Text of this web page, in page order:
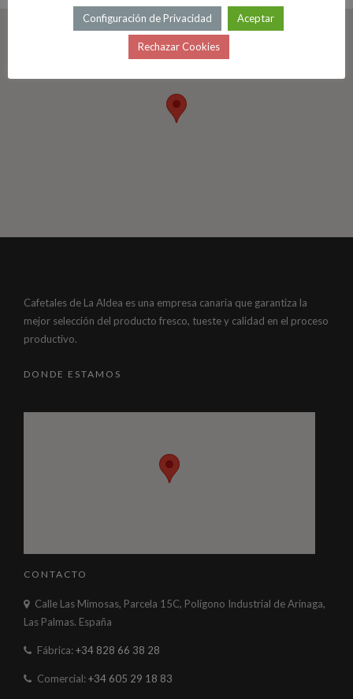
Cafetales de La Aldea es una empresa canaria que garantiza la
mejor selección del producto fresco, tueste y calidad en el proceso
productivo.
DONDE ESTAMOS
CONTACTO
Calle Las Mimosas, Parcela 15C, Polígono Industrial de Arinaga,
Las Palmas. España
Fábrica:+34 828 66 38 28
Comercial:+34 605 29 18 83
Configuración de Privacidad Aceptar
Rechazar Cookies